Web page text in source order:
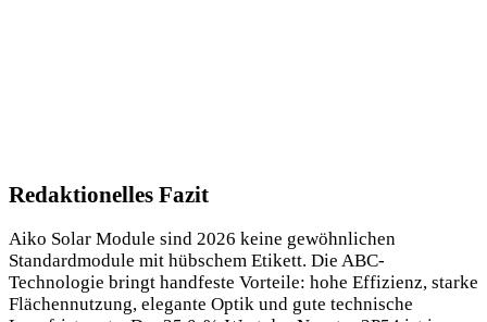
Redaktionelles Fazit
Aiko Solar Module sind 2026 keine gewöhnlichen
Standardmodule mit hübschem Etikett. Die ABC-
Technologie bringt handfeste Vorteile: hohe Effizienz, starke
Flächennutzung, elegante Optik und gute technische